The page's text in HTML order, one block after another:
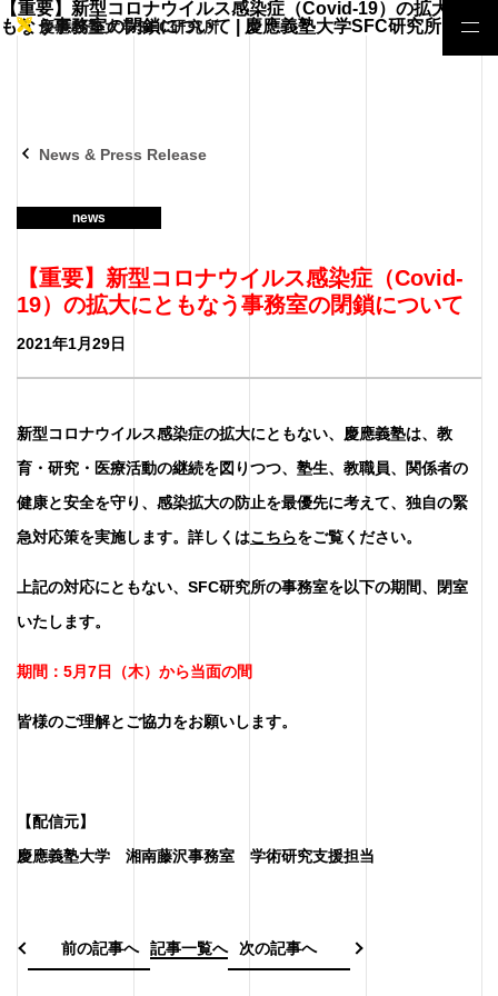
【重要】新型コロナウイルス感染症（Covid-19）の拡大にと
もなう事務室の閉鎖について | 慶應義塾大学SFC研究所" />
慶應義塾大学SFC研究所
News & Press Release
news
【重要】新型コロナウイルス感染症（Covid-
19）の拡大にともなう事務室の閉鎖について
2021年1月29日
新型コロナウイルス感染症の拡大にともない、慶應義塾は、教
育・研究・医療活動の継続を図りつつ、塾生、教職員、関係者の
健康と安全を守り、感染拡大の防止を最優先に考えて、独自の緊
急対応策を実施します。詳しくはこちらをご覧ください。
上記の対応にともない、SFC研究所の事務室を以下の期間、閉室
いたします。
期間：5月7日（木）から当面の間
皆様のご理解とご協力をお願いします。
【配信元】
慶應義塾大学 湘南藤沢事務室 学術研究支援担当
前の記事へ 記事一覧へ 次の記事へ